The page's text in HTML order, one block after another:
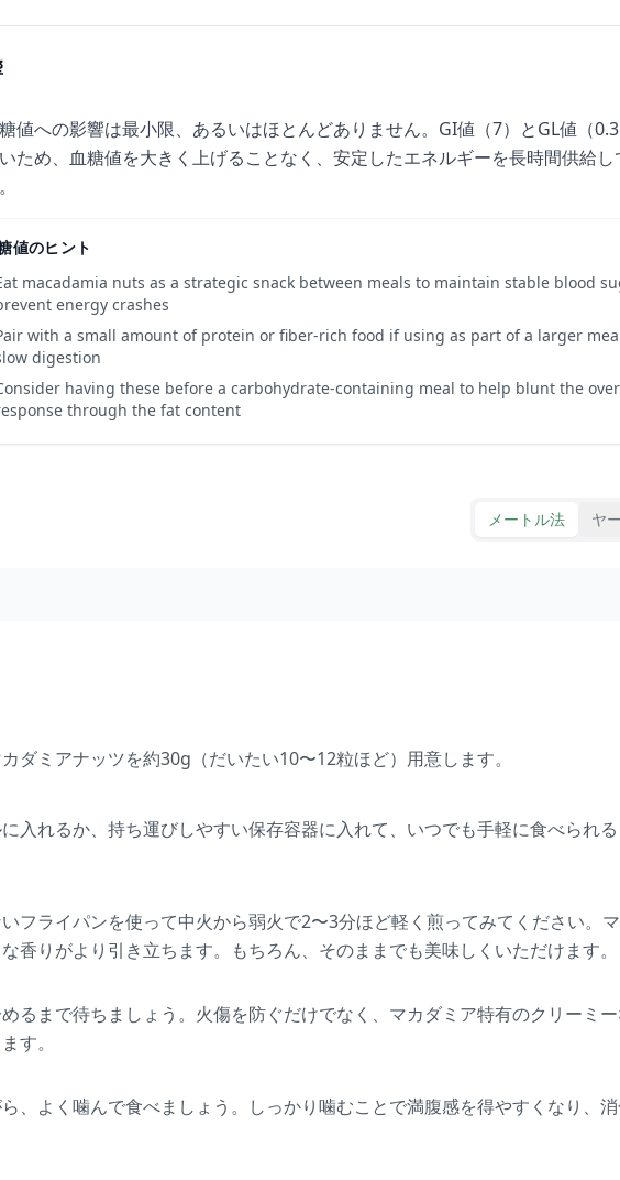
値への影響は最小限、あるいはほとんどありません。GI値（7）とGL値（
ため、血糖値を大きく上げることなく、安定したエネルギーを長時間供給し
値のヒント
macadamia nuts as a strategic snack between meals to maintain stable blood
energy crashes
with a small amount of protein or fiber-rich food if using as part of a larger
digestion
having these before a carbohydrate-containing meal to help blunt the
through the fat content
メートル法 ヤ
ダミアナッツを約30g（だいたい10〜12粒ほど）用意します。
入れるか、持ち運びしやすい保存容器に入れて、いつでも手軽に食べられ
フライパンを使って中火から弱火で2〜3分ほど軽く煎ってみてください。
香りがより引き立ちます。もちろん、そのままでも美味しくいただけます。
るまで待ちましょう。火傷を防ぐだけでなく、マカダミア特有のクリーミ
す。
、よく噛んで食べましょう。しっかり噛むことで満腹感を得やすくなり、消